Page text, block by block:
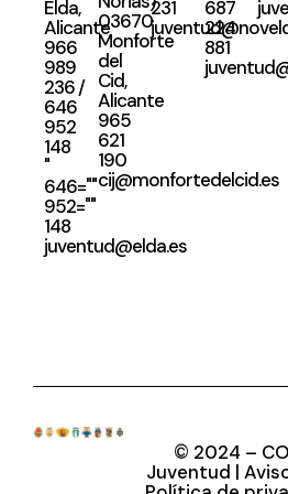
Elda,
Alicante
966
989
236/
646
952
148
"
646=""
952=""
148
juventud@elda.es
03670
Monforte
del
Cid,
Alicante
965
621
190
cij@monfortedelcid.es
231
687
224
881
© 2024 –
Juventud |